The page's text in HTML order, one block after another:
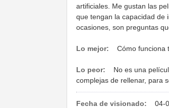
artificiales. Me gustan las
que tengan la capacidad de
ocasiones, son preguntas
Lo mejor: Cómo funciona
Lo peor:
No es una
complejas de rellenar, para
Fecha de visionado: 04-